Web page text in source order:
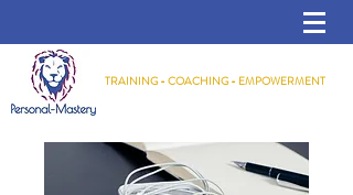
TRAINING - COACHING - EMPOWERMENT